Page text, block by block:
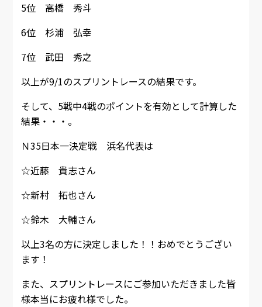
5位 高橋 秀斗
6位 杉浦 弘幸
7位 武田 秀之
以上が9/1のスプリントレースの結果です。
そして、5戦中4戦のポイントを有効として計算した
結果・・・。
Ｎ35日本一決定戦 浜名代表は
☆近藤 貴志さん
☆新村 拓也さん
☆鈴木 大輔さん
以上3名の方に決定しました！！おめでとうござい
ます！
また、スプリントレースにご参加いただきました皆
様本当にお疲れ様でした。